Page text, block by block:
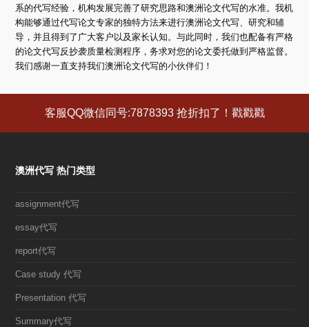
系的代写经验，机构发展完善了研究思路和澳洲论文代写的水准。我机
构能够通过代写论文专家的独特方法来进行澳洲论文代写、研究和辅
导，并且得到了广大客户以及家长认知。与此同时，我们也配备有严格
的论文代写反抄袭质量检测程序，务求对您的论文委托做到严格监督。
我们感谢一直支持我们澳洲论文代写的小伙伴们！
客服QQ微信同号:7878393 抢折扣了！戳戳戳
澳洲代写 热门类型
assignment代写
essay代写
report代写
Case study 代写
Presentation 代写
Summary代写